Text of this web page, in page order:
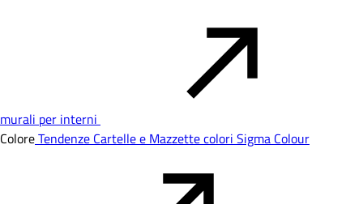
murali per interni
ColoreTendenze Cartelle e Mazzette colori Sigma Colour